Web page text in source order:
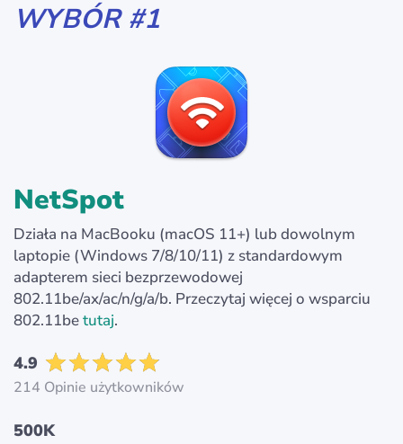
WYBÓR #1
NetSpot
Działa na MacBooku (macOS 11+) lub dowolnym
laptopie (Windows 7/8/10/11) z standardowym
adapterem sieci bezprzewodowej
802.11be/ax/ac/n/g/a/b. Przeczytaj więcej o wsparciu
802.11betutaj.
4.9
214 Opinie użytkowników
500K